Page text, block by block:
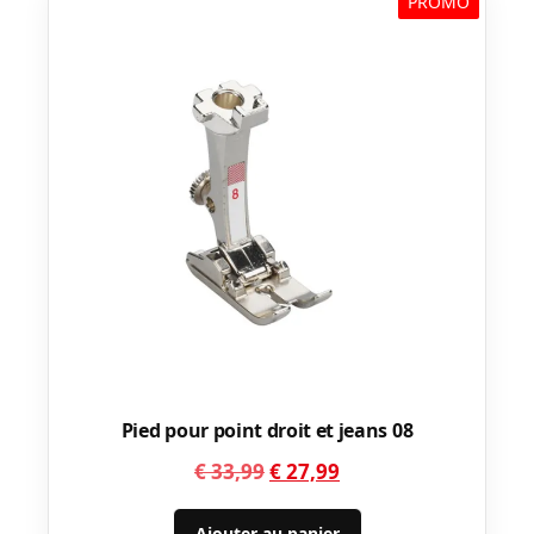
Pied pour point droit et jeans 08
€33,99Le
prix
€27,99
prix